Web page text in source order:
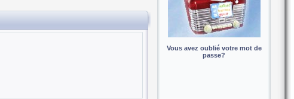
Vous avez oublié votre mot de
passe?